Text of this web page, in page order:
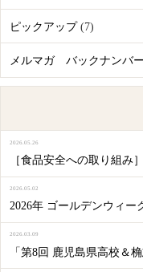
ピックアップ(7)
メルマガ バックナンバー
［食品安全への取り組み］
2026.05.26
2026年 ゴールデンウィー
2026.05.02
「第8回 鹿児島県高校＆
2026.03.09